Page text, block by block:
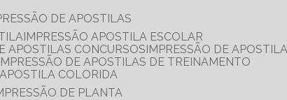
DE APOSTILAS
IMPRESSÃO APOSTILA ESCOLAR
APOSTILAS CONCURSOS IMPRESSÃO DE
IMPRESSÃO DE APOSTILAS DE TREINAMENTO
COLORIDA
DE PLANTA